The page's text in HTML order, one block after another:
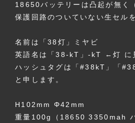
18650バッテリーは凸起が無く
保護回路のついていない生セル
名前は「38灯」ミヤビ
英語名は「38-kT」-kT ←灯 に
ハッシュタグは「#38kT」「#38
と申します。
H102mm Φ42mm
重量100g（18650 3350mah バ